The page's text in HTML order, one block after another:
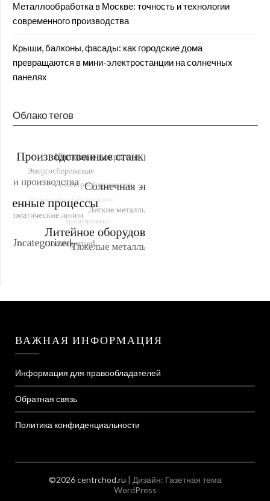
Металлообработка в Москве: точность и технологии
современного производства
Крыши, балконы, фасады: как городские дома
превращаются в мини-электростанции на солнечных
панелях
Облако тегов
ВАЖНАЯ ИНФОРМАЦИЯ
Информация для правообладателей
Обратная связь
Политика конфиденциальности
©2026 centrchod.ru | Дизайн: Газетная тема
WordPress